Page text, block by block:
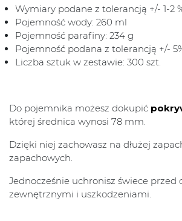
Wymiary podane z tolerancją +/- 1-2
Pojemność wody: 260 ml
Pojemność parafiny: 234 g
Pojemność podana z tolerancją +/-
Liczba sztuk w zestawie: 300 szt.
Do pojemnika możesz dokupić
której średnica wynosi 78 mm.
Dzięki niej zachowasz na dłużej
zapachowych.
Jednocześnie uchronisz świece przed
zewnętrznymi i uszkodzeniami.